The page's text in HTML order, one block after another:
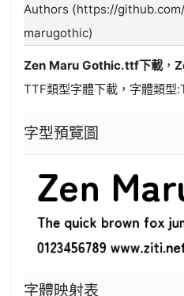
Authors (https://
marugothic)
Zen Maru Gothic.ttf下載，
TTF類型字體下載，字體類型:
字型預覽圖
字體映射表